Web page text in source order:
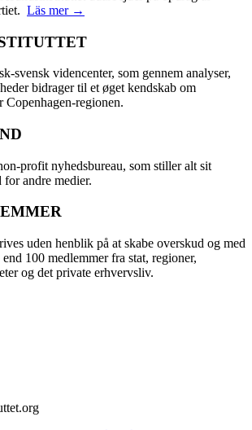
Läs mer →
svensk videncenter, som gennem analyser,
bidrager til et øget kendskab om
regionen.
profit nyhedsbureau, som stiller alt sit
andre medier.
uden henblik på at skabe overskud og med
100 medlemmer fra stat, regioner,
og det private erhvervsliv.